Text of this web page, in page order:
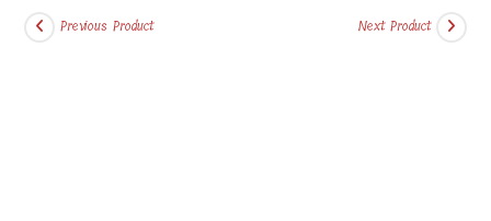
Previous Product Next Product